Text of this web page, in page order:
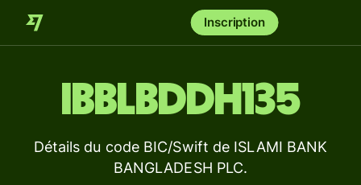
Inscription
IBBLBDDH135
Détails du code BIC/Swift de ISLAMI BANK
BANGLADESH PLC.